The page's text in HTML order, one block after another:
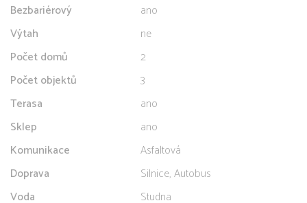
Bezbariérový
ano
Výtah
ne
Počet domů
2
Počet objektů
3
Terasa
ano
Sklep
ano
Komunikace
Asfaltová
Doprava
Silnice, Autobus
Voda
Studna